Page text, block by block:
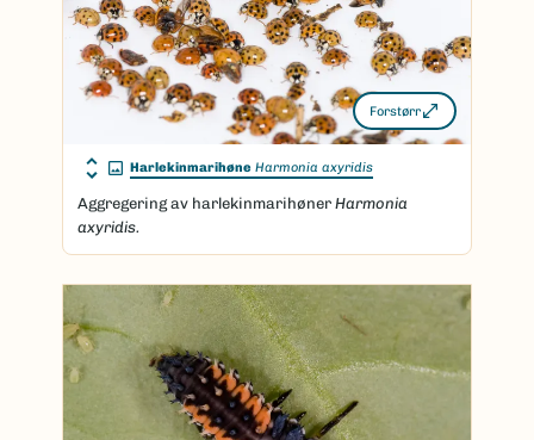
Forstørr
Harlekinmarihøne Harmonia axyridis
Aggregering av harlekinmarihøner Harmonia
axyridis.